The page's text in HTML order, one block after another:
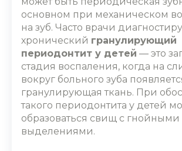
основном при механическом
на зуб. Часто врачи
хронический гранулирующий
периодонтит у детей ― это
стадия воспаления, когда на
вокруг больного зуба
гранулирующая ткань. При
такого периодонтита у детей
образоваться свищ с гнойными
выделениями.